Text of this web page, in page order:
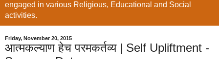
engaged in various Religious, Educational and Social
activities.
Friday, November 20, 2015
आत्मकल्याण हेच परमकर्तव्य | Self Upliftment -